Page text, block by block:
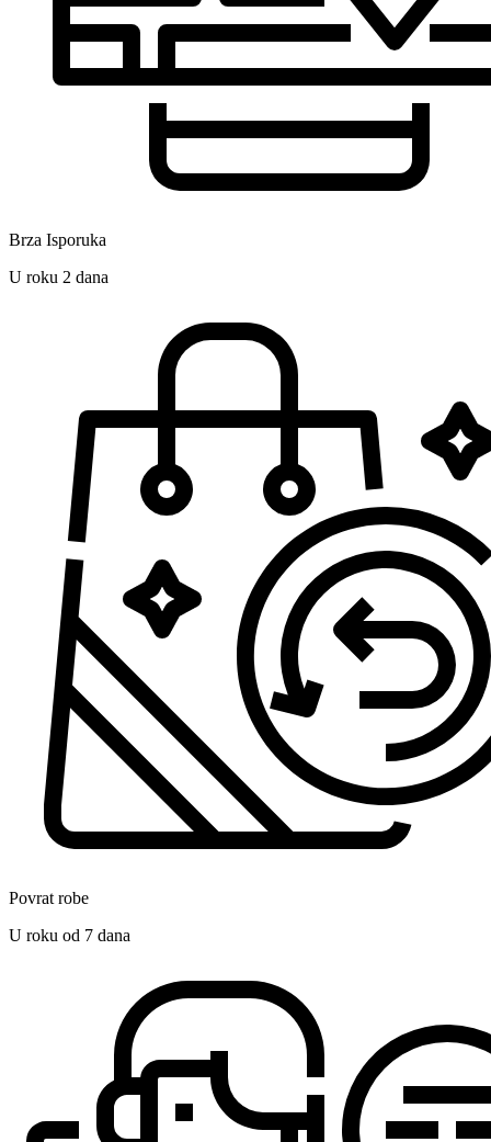
Brza Isporuka
U roku 2 dana
Povrat robe
U roku od 7 dana